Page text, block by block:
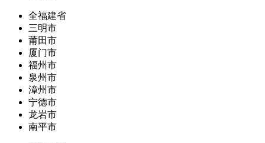
全福建省
三明市
莆田市
厦门市
福州市
泉州市
漳州市
宁德市
龙岩市
南平市